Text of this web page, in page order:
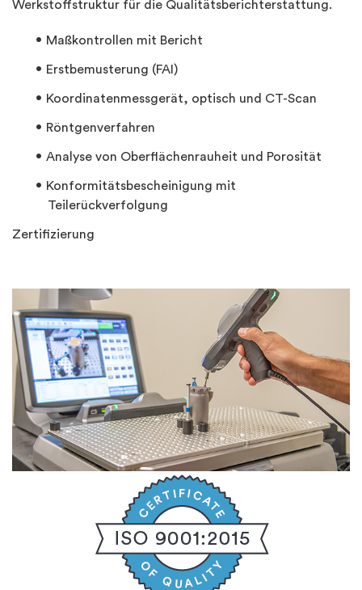
Werkstoffstruktur für die Qualitätsberichterstattung.
Maßkontrollen mit Bericht
Erstbemusterung (FAI)
Koordinatenmessgerät, optisch und CT-Scan
Röntgenverfahren
Analyse von Oberflächenrauheit und Porosität
Konformitätsbescheinigung mit
Teilerückverfolgung
Zertifizierung